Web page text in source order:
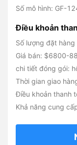
Số mô hình: GF-
Điều khoản
Số lượng đặt hàng
Giá bán: $6800-
chi tiết đóng gói:
Thời gian giao
Điều khoản thanh
Khả năng cung